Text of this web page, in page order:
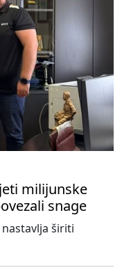
milijunske
snage
nastavlja širiti